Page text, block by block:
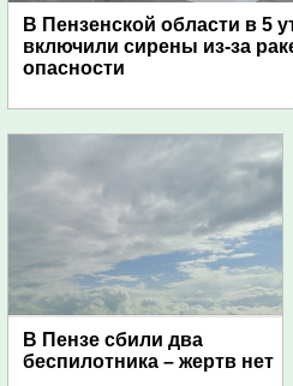
В Пензенской области в 5
включили сирены из-за
опасности
В Пензе сбили два
беспилотника – жертв нет